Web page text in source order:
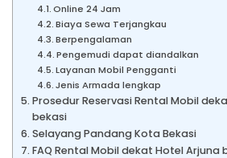
Online 24 Jam
Biaya Sewa Terjangkau
Berpengalaman
Pengemudi dapat diandalkan
Layanan Mobil Pengganti
Jenis Armada lengkap
Prosedur Reservasi Rental Mobil
bekasi
Selayang Pandang Kota Bekasi
FAQ Rental Mobil dekat Hotel Arjuna